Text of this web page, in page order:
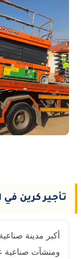
تأجير كرين
أكبر مدينة